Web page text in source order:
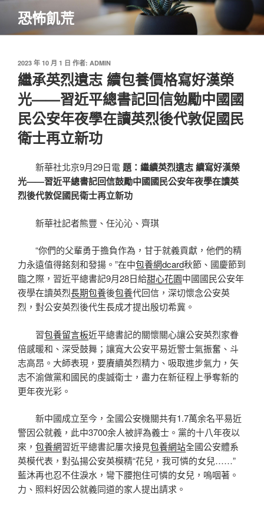
主
恐怖飢荒
發
佈
於
2023 年 10 月 1 日 作者: ADMIN
繼承英烈遺志 續包養價格寫好漢榮
光——習近平總書記回信勉勵中國國
民公安年夜學在讀英烈後代敦促國民
衛士再立新功
新華社北京9月29日電題：繼續英烈遺志 續寫好漢榮
光——習近平總書記回信鼓勵中國國民公安年夜學在讀英
烈後代敦促國民衛士再立新功
新華社記者熊豐、任沁沁、齊琪
“你們的父輩勇于擔負作為，甘于就義貢獻，他們的精
力永遠值得銘刻和發揚。”在中包養網dcard秋節、國慶節到
臨之際，習近平總書記9月28日給甜心花園中國國民公安年
夜學在讀英烈長期包養後包養代回信，深切懷念公安英
烈，對公安英烈後代生長成才提出殷切希冀。
習包養留言板近平總書記的關懷關心讓公安英烈家眷
倍感暖和、深受鼓舞；讓寬大公安平易近警士氣振奮、斗
志高昂。大師表現，要賡續英烈精力、吸取進步氣力，矢
志不渝做黨和國民的虔誠衛士，盡力在新征程上爭奪新的
更年夜光彩。
新中國成立至今，全國公安機關共有1.7萬余名平易近
警因公就義，此中3700余人被評為義士。黨的十八年夜以
來， 包養網習近平總書記屢次接見包養網站全國公安體系
英模代表，對弘揚公安英模精“花兒，我可憐的女兒……”
藍沐再也忍不住淚水，彎下腰抱住可憐的女兒，嗚咽著。
力、照料好因公就義同道的家人提出請求。